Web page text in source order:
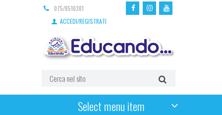
075/8510381
ACCEDI/REGISTRATI
Select menu item